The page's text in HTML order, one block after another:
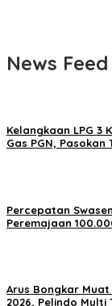
News Feed
Kelangkaan LPG 3
Gas PGN,
Percepatan
Peremajaan
Arus Bongkar Muat
2026, Pelindo Multi